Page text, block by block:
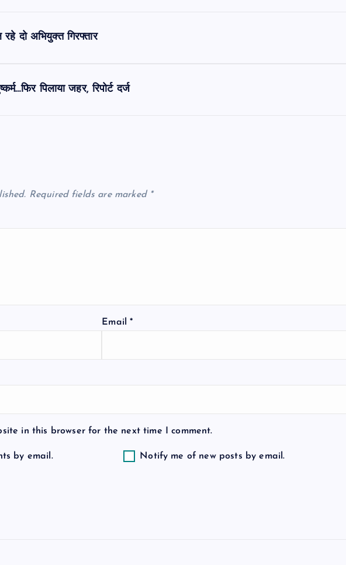
दो अभियुक्त गिरफ्तार
पिलाया जहर, रिपोर्ट दर्ज
Required fields are marked *
Email*
in this browser for the next time I comment.
by email. Notify me of new posts by email.